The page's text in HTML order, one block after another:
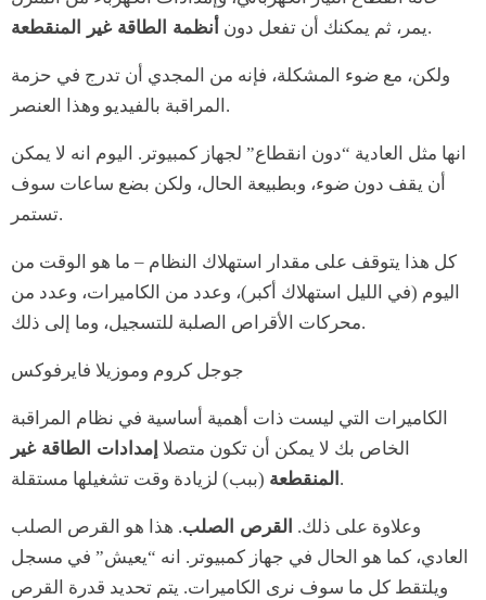
يمر، ثم يمكنك أن تفعل دون أنظمة الطاقة غير المنقطعة .
ولكن، مع ضوء المشكلة، فإنه من المجدي أن تدرج في حزمة
المراقبة بالفيديو وهذا العنصر.
انها مثل العادية “دون انقطاع” لجهاز كمبيوتر. اليوم انه لا يمكن
أن يقف دون ضوء، وبطبيعة الحال، ولكن بضع ساعات سوف
تستمر.
كل هذا يتوقف على مقدار استهلاك النظام – ما هو الوقت من
اليوم (في الليل استهلاك أكبر)، وعدد من الكاميرات، وعدد من
محركات الأقراص الصلبة للتسجيل، وما إلى ذلك.
جوجل كروم وموزيلا فايرفوكس
الكاميرات التي ليست ذات أهمية أساسية في نظام المراقبة
الخاص بك لا يمكن أن تكون متصلا إمدادات الطاقة غير
المنقطعة (ببب) لزيادة وقت تشغيلها مستقلة.
وعلاوة على ذلك. القرص الصلب. هذا هو القرص الصلب
العادي، كما هو الحال في جهاز كمبيوتر. انه “يعيش” في مسجل
ويلتقط كل ما سوف نرى الكاميرات. يتم تحديد قدرة القرص